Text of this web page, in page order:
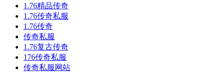
1.76精品传奇
1.76传奇私服
1.76传奇
传奇私服
1.76复古传奇
176传奇私服
传奇私服网站